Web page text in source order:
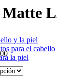
y la piel
para el cabello
la piel